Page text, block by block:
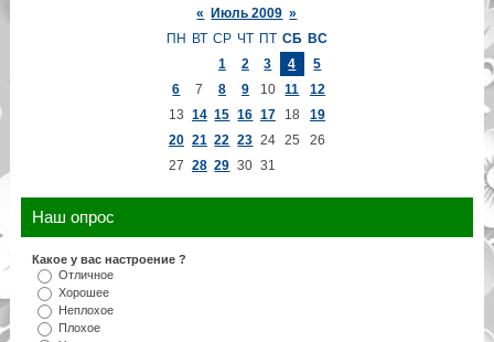
« Июль 2009 »
ПН ВТ СР ЧТ ПТ СБ ВС
1
2 3 4
5
6
7 8 9 10 11
12
13 14 15 16 17 18
19
20 21 22 23 24 25
26
27 28 29 30 31
Наш опрос
Какое у вас настроение ?
Отличное
Хорошее
Неплохое
Плохое